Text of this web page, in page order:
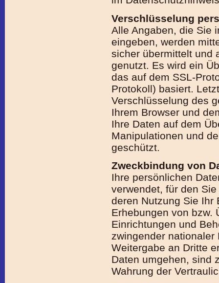
Verschlüsselung
Alle Angaben, die Sie
eingeben, werden
sicher übermittelt und
genutzt. Es wird ein
das auf dem SSL-
Protokoll) basiert.
Verschlüsselung des
Ihrem Browser und
Ihre Daten auf dem
Manipulationen und
geschützt.
Zweckbindung von
Ihre persönlichen
verwendet, für den
deren Nutzung Sie Ihr
Erhebungen von bzw.
Einrichtungen und
zwingender
Weitergabe an Dritte
Daten umgehen, sind
Wahrung der